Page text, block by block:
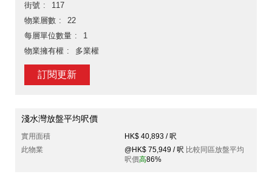
街號
117
物業層數
22
每層單位數量
1
物業擁有權
多業權
訂閱更新
淺水灣放盤平均呎價
實用面積
HK$ 40,893 / 呎
此物業
@HK$ 75,949 / 呎 比較同區放盤平均
呎價高86%